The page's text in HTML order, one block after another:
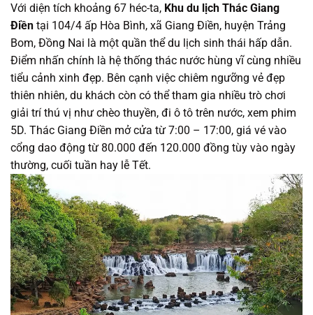
Với diện tích khoảng 67 héc-ta, Khu du lịch Thác Giang
Điền tại 104/4 ấp Hòa Bình, xã Giang Điền, huyện Trảng
Bom, Đồng Nai là một quần thể du lịch sinh thái hấp dẫn.
Điểm nhấn chính là hệ thống thác nước hùng vĩ cùng nhiều
tiểu cảnh xinh đẹp. Bên cạnh việc chiêm ngưỡng vẻ đẹp
thiên nhiên, du khách còn có thể tham gia nhiều trò chơi
giải trí thú vị như chèo thuyền, đi ô tô trên nước, xem phim
5D. Thác Giang Điền mở cửa từ 7:00 – 17:00, giá vé vào
cổng dao động từ 80.000 đến 120.000 đồng tùy vào ngày
thường, cuối tuần hay lễ Tết.